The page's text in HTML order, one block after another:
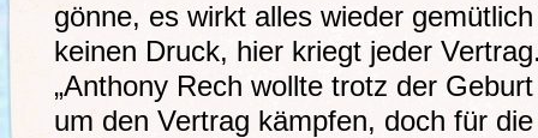
gönne, es wirkt alles wieder
keinen Druck, hier kriegt jeder
„Anthony Rech wollte trotz der
um den Vertrag kämpfen, doch für